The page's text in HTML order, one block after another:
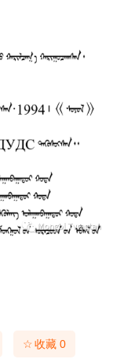
☆收藏 0